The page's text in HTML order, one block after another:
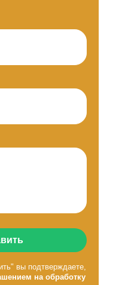
вы подтверждаете,
на обработку